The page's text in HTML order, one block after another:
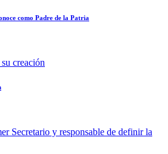
como Padre de la Patria